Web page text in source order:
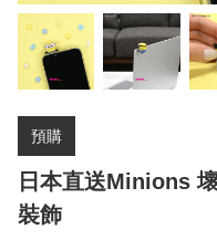
預購
日本直送Minions
裝飾